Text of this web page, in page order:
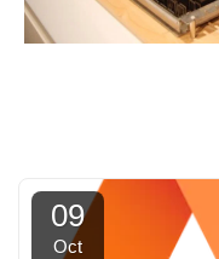
09
Oct